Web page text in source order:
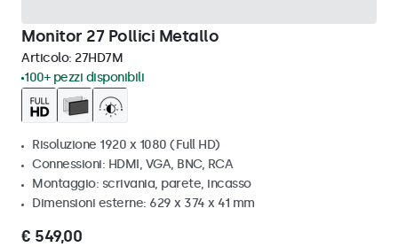
Monitor 27 Pollici Metallo
Articolo: 27HD7M
100+ pezzi disponibili
Risoluzione 1920 x 1080 (Full HD)
Connessioni: HDMI, VGA, BNC, RCA
Montaggio: scrivania, parete, incasso
Dimensioni esterne: 629 x 374 x 41 mm
€ 549,00